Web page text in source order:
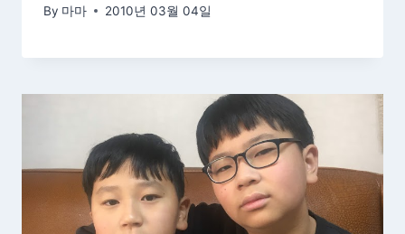
By 마마 2010년 03월 04일